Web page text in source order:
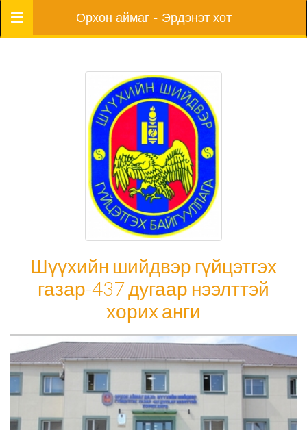
Цэс Орхон аймаг - Эрдэнэт хот
Шүүхийн шийдвэр гүйцэтгэх
газар-437 дугаар нээлттэй
хорих анги
Шүүхийн шийдвэр гүйцэтгэх газар-437
дугаар нээлттэй хорих анги